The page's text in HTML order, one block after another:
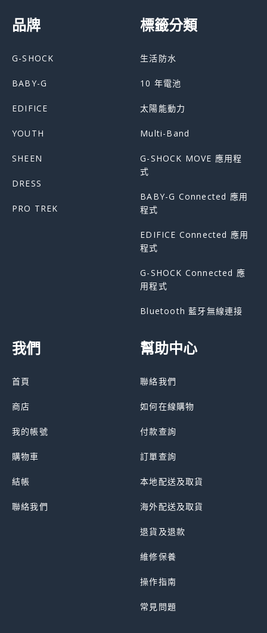
品牌
G-SHOCK
BABY-G
EDIFICE
YOUTH
SHEEN
DRESS
PRO TREK
標籤分類
生活防水
10 年電池
太陽能動力
Multi-Band
G-SHOCK MOVE 應用程
式
BABY-G Connected 應用
程式
EDIFICE Connected 應用
程式
G-SHOCK Connected 應
用程式
Bluetooth 藍牙無線連接
我們
首頁
商店
我的帳號
購物車
結帳
聯絡我們
幫助中心
聯絡我們
如何在線購物
付款查詢
訂單查詢
本地配送及取貨
海外配送及取貨
退貨及退款
維修保養
操作指南
常見問題